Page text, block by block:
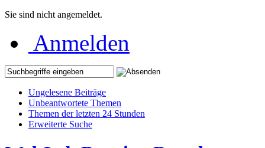
Sie sind nicht angemeldet.
Anmelden
Ungelesene Beiträge
Unbeantwortete Themen
Themen der letzten 24 Stunden
Erweiterte Suche